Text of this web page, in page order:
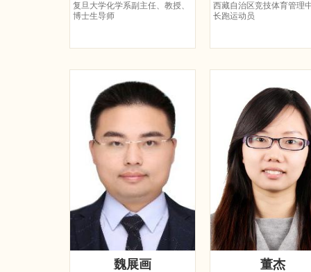
复旦大学化学系副主任、教授、
博士生导师
西藏自治区竞技体育管理
长跑运动员
魏展画 董杰